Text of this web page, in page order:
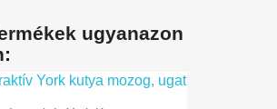
ugyanazon